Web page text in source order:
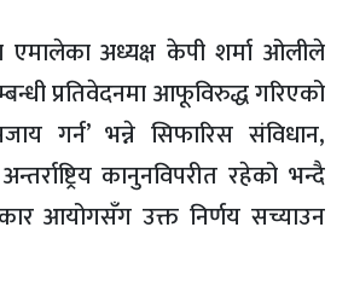
एमालेका अध्यक्ष केपी शर्मा ओलीले
प्रतिवेदनमा आफूविरुद्ध गरिएको
गर्न’ भन्ने सिफारिस संविधान,
कानुनविपरीत रहेको भन्दै
आयोगसँग उक्त निर्णय सच्याउन